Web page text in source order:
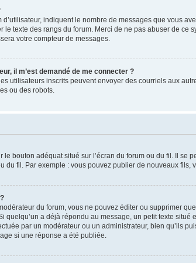
indiquent le nombre de messages que vous
texte des rangs du forum. Merci de ne pas abuser de
votre compteur de messages.
il m’est demandé de me connecter ?
utilisateurs inscrits peuvent envoyer des courriels aux
ou des robots.
bouton adéquat situé sur l’écran du forum ou du fil. Il
du fil. Par exemple : vous pouvez publier de nouveaux fils,
du forum, vous ne pouvez éditer ou supprimer
a déjà répondu au message, un petit texte
par un modérateur ou un administrateur, bien
si une réponse a été publiée.